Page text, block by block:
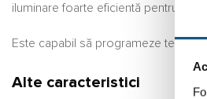
iluminare foarte eficientă pentru a
Este capabil să programeze
Alte caracteristici